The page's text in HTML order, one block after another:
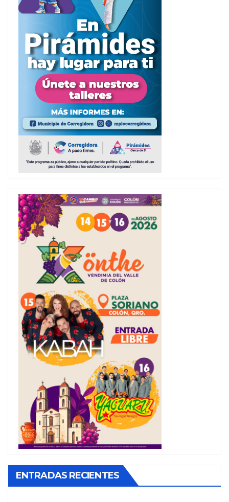
ENTRADAS RECIENTES